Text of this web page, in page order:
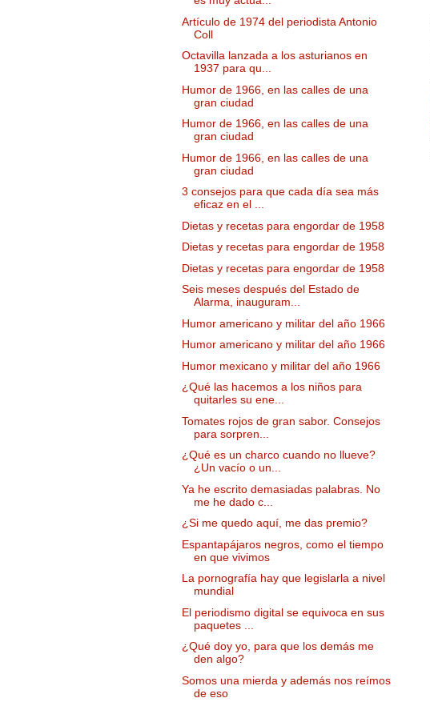
Artículo de 1974 del periodista Antonio
Coll
Octavilla lanzada a los asturianos en
1937 para qu...
Humor de 1966, en las calles de una
gran ciudad
Humor de 1966, en las calles de una
gran ciudad
Humor de 1966, en las calles de una
gran ciudad
3 consejos para que cada día sea más
eficaz en el ...
Dietas y recetas para engordar de 1958
Dietas y recetas para engordar de 1958
Dietas y recetas para engordar de 1958
Seis meses después del Estado de
Alarma, inauguram...
Humor americano y militar del año 1966
Humor americano y militar del año 1966
Humor mexicano y militar del año 1966
¿Qué las hacemos a los niños para
quitarles su ene...
Tomates rojos de gran sabor. Consejos
para sorpren...
¿Qué es un charco cuando no llueve?
¿Un vacío o un...
Ya he escrito demasiadas palabras. No
me he dado c...
¿Si me quedo aquí, me das premio?
Espantapájaros negros, como el tiempo
en que vivimos
La pornografía hay que legislarla a nivel
mundial
El periodismo digital se equivoca en sus
paquetes ...
¿Qué doy yo, para que los demás me
den algo?
Somos una mierda y además nos reímos
de eso